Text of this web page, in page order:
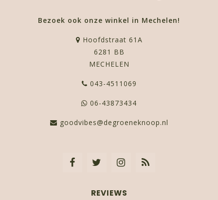
Bezoek ook onze winkel in Mechelen!
Hoofdstraat 61A
6281 BB
MECHELEN
043-4511069
06-43873434
goodvibes@degroeneknoop.nl
REVIEWS